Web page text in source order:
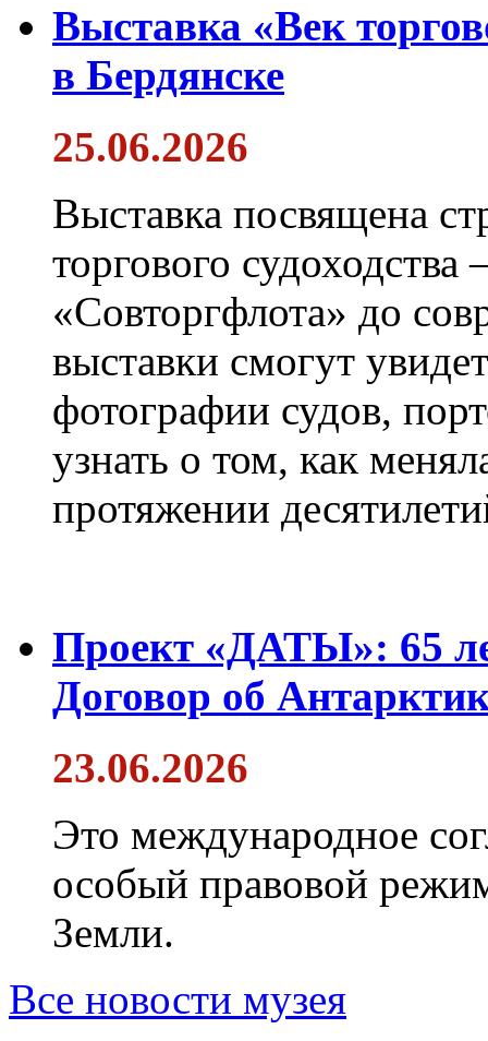
Выставка «Век
в Бердянске
25.06.2026
Выставка посвящена
торгового
«Совторгфлота» до
выставки смогут
фотографии судов,
узнать о том, как
протяжении
Проект «ДАТЫ»: 65
Договор об
23.06.2026
Это международное
особый правовой
Земли.
Все новости музея